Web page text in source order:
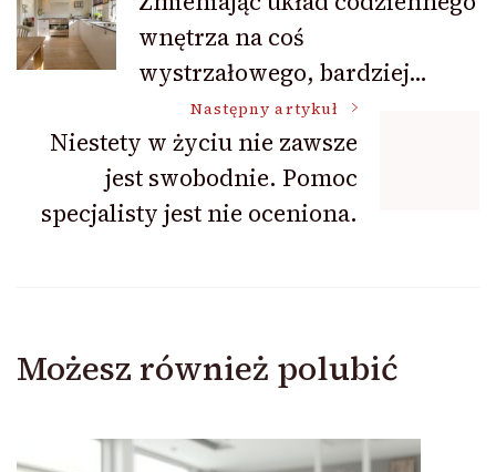
wpisuwnętrza na coś
wystrzałowego, bardziej…
Następny artykuł
Niestety w życiu nie zawsze
jest swobodnie. Pomoc
specjalisty jest nie oceniona.
Możesz również polubić